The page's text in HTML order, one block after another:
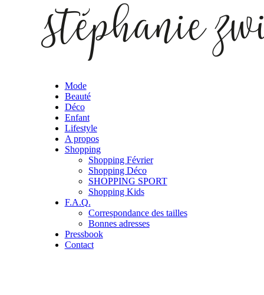
Mode
Beauté
Déco
Enfant
Lifestyle
A propos
Shopping
Shopping Février
Shopping Déco
SHOPPING SPORT
Shopping Kids
F.A.Q.
Correspondance des tailles
Bonnes adresses
Pressbook
Contact